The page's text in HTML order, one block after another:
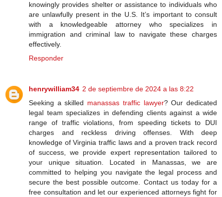
knowingly provides shelter or assistance to individuals who
are unlawfully present in the U.S. It’s important to consult
with a knowledgeable attorney who specializes in
immigration and criminal law to navigate these charges
effectively.
Responder
henrywilliam34 2 de septiembre de 2024 a las 8:22
Seeking a skilled manassas traffic lawyer? Our dedicated
legal team specializes in defending clients against a wide
range of traffic violations, from speeding tickets to DUI
charges and reckless driving offenses. With deep
knowledge of Virginia traffic laws and a proven track record
of success, we provide expert representation tailored to
your unique situation. Located in Manassas, we are
committed to helping you navigate the legal process and
secure the best possible outcome. Contact us today for a
free consultation and let our experienced attorneys fight for